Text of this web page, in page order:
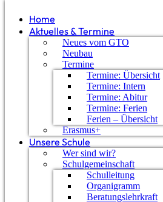
Home
Aktuelles & Termine
Neues vom GTO
Neubau
Termine
Termine: Übersicht
Termine: Intern
Termine: Abitur
Termine: Ferien
Ferien – Übersicht
Erasmus+
Unsere Schule
Wer sind wir?
Schulgemeinschaft
Schulleitung
Organigramm
Beratungslehrkraft